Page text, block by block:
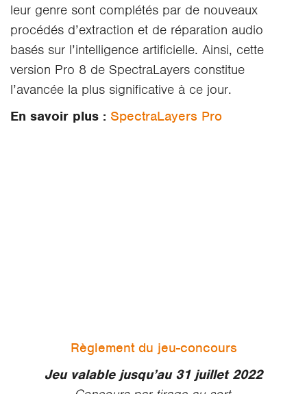
leur genre sont complétés par de nouveaux
procédés d’extraction et de réparation audio
basés sur l’intelligence artificielle. Ainsi, cette
version Pro 8 de SpectraLayers constitue
l’avancée la plus significative à ce jour.
En savoir plus : SpectraLayers Pro
Règlement du jeu-concours
Jeu valable jusqu’au 31 juillet 2022